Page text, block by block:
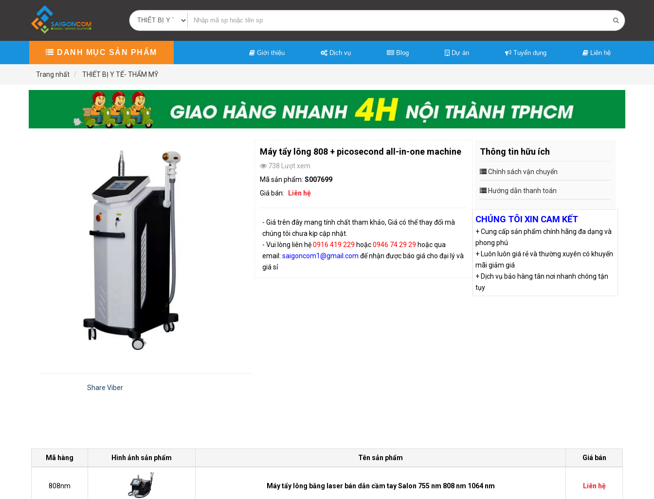
DANH MỤC SẢN PHẨM Giới thiệu Dịch vụ Blog Dự án Tuyển dụng Liên hệ
Trang nhất THIẾT BỊ Y TẾ- THẨM MỸ
Share Viber
Máy tẩy lông 808 + picosecond all-in-one machine
738 Lượt xem
Mã sản phẩm: S007699
Giá bán:
Liên hệ
- Giá trên đây mang tính chất tham khảo, Giá có thể thay đổi mà
chúng tôi chưa kịp cập nhật.
- Vui lòng liên hệ0916 419 229 hoặc0946 74 29 29 hoặc qua
email: saigoncom1@gmail.com để nhận được báo giá cho đại lý và
giá sỉ
Thông tin hữu ích
Chính sách vận chuyển
Hướng dẫn thanh toán
CHÚNG TÔI XIN CAM KẾT
+ Cung cấp sản phẩm chính hãng đa dạng và
phong phú
+ Luôn luôn giá rẻ và thường xuyên có khuyến
mãi giảm giá
+ Dịch vụ bảo hàng tân nơi nhanh chóng tận
tụy
Mã hàng Hình ảnh sản phẩm Tên sản phẩm Giá bán
808nm Máy tẩy lông bằng laser bán dẫn cầm tay Salon 755 nm 808 nm 1064 nm Liên hệ